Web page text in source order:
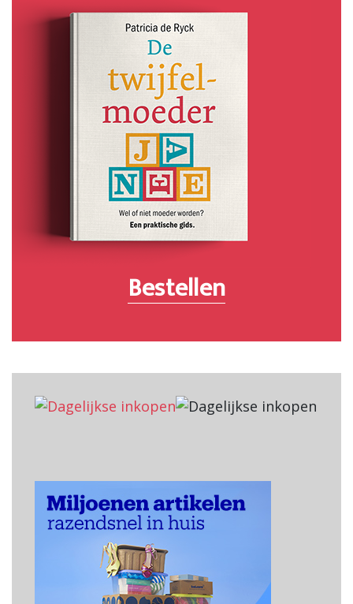
Bestellen